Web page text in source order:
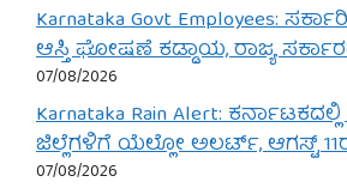
Karnataka Govt Employees:
ಆಸ್ತಿ ಘೋಷಣೆ ಕಡ್ಡಾಯ, ರಾಜ್ಯ
07/08/2026
Karnataka Rain Alert:
ಜಿಲ್ಲೆಗಳಿಗೆ ಯೆಲ್ಲೋ ಅಲರ್ಟ್, ಆಗಸ್ಟ್
07/08/2026